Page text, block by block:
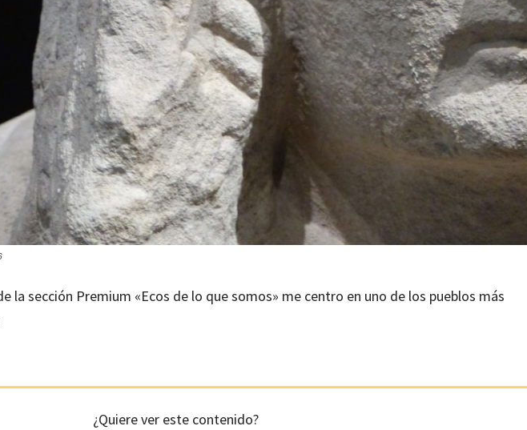
la sección Premium «Ecos de lo que somos» me centro en uno de los pueblos más
¿Quiere ver este contenido?